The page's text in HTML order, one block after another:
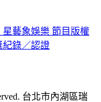
星藝象娛樂 節目版權
紀錄／認證
台北市內湖區瑞